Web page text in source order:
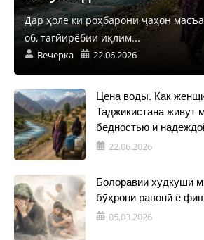
Дар ҳоле ки роҳбарони ҷаҳон
об, тағйирёбии иқлим...
Вечерка 22.06.2026
Цена воды. Как
Таджикистана живут
бедностью и
22.06.2026
Болоравии худкушӣ
бӯҳрони равонӣ ё
05.03.2026